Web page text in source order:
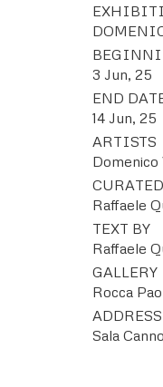
3 Jun, 25
END
14 Jun, 25
ARTISTS
Domenico
Raffaele
TEXT BY
Raffaele
GALLERY
Rocca
ADDRESS
Sala